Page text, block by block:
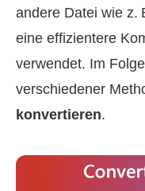
andere Datei wie z.
eine effizientere
verwendet. Im
verschiedener
konvertieren.